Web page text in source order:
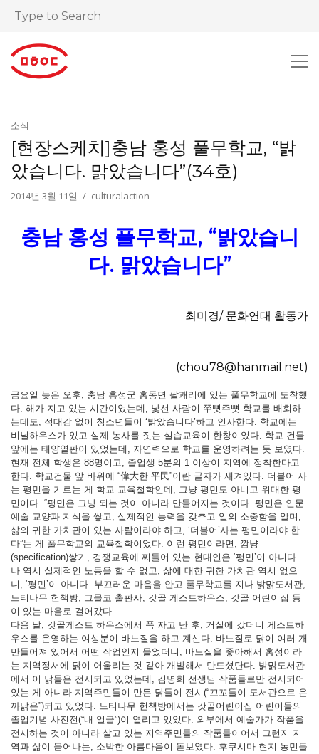
소식
[현장스케치]충남 홍성 풀무학교, “밝
았습니다. 맑았습니다”(34호)
2014년 3월 11일 culturalaction
충남 홍성 풀무학교, “밝았습니
다. 맑았습니다”
최미경/ 문화연대 활동가
(chou78@hanmail.net)
금요일 늦은 오후, 충남 홍성군 홍동면 팔괘리에 있는 풀무학교에 도착했
다. 해가 지고 있는 시간이었는데, 낯선 사람이 쭈뼛주뼛 학교를 배회하
는데도, 적대감 없이 청소년들이 ‘밝았습니다’하고 인사한다. 학교에는
비닐하우스가 있고 실제 농사를 짓는 실습교육이 한창이었다. 학교 건물
앞에는 태양열판이 있었는데, 자연력으로 학교를 운영하려는 듯 보였다.
현재 전체 학생은 88명이고, 졸업생 5분의 1 이상이 지역에 정착한다고
한다. 학교건물 앞 바위에 “偉大한 平民”이란 글자가 새겨있다. 더불어 사
는 평민을 기르는 게 학교 교육철학인데, 그냥 평민도 아니고 위대한 평
민이다. “평민은 그냥 되는 것이 아니라 만들어지는 것이다. 평민은 인문
예술 교양과 지식을 쌓고, 실제적인 능력을 갖추고 일의 소중함을 알며,
삶의 귀한 가치관이 있는 사람이라야 하고, ‘더불어’사는 평민이라야 한
다”는 게 풀무학교의 교육철학이었다. 이런 평민이라면, 깜냥
(specification)쌓기, 경쟁교육에 찌들어 있는 현대인은 ‘평민’이 아니다.
나 역시 실제적인 노동을 할 수 없고, 삶에 대한 귀한 가치관 역시 없으
니, ‘평민’이 아니다. 부끄러운 마음을 안고 풀무학교를 지나 밝맑도서관,
느티나무 헌책방, 그물코 출판사, 갓골 게스트하우스, 갓골 어린이집 등
이 있는 마을로 걸어갔다.
다음 날, 갓골게스트 하우스에서 푹 자고 난 후, 거실에 갔더니 게스트하
우스를 운영하는 여성분이 바느질을 하고 계신다. 바느질로 닭이 여러 개
만들어져 있어서 어떤 작업인지 물었더니, 바느질을 좋아해서 홍성이라
는 지역정서에 닭이 어울리는 것 같아 개발해서 만드셨단다. 밝맑도서관
에서 이 닭들은 전시되고 있었는데, 김명희 선생님 작품들로만 전시되어
있는 게 아니라 지역주민들이 만든 닭들이 전시(“꼬꼬들이 도서관으로 온
까닭은”)되고 있었다. 느티나무 헌책방에서는 갓골어린이집 어린이들의
졸업기념 사진전(“내 얼굴”)이 열리고 있었다. 외부에서 예술가가 작품을
전시하는 것이 아니라 살고 있는 지역주민들의 작품들이어서 그런지 지
역과 삶이 묻어나는, 소박한 아름다움이 돋보였다. 후쿠시마 현지 농민들